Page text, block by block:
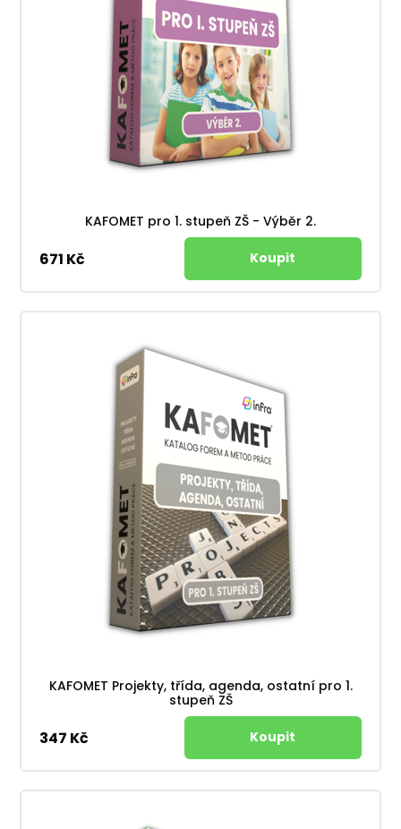
KAFOMET pro 1. stupeň ZŠ - Výběr 2.
671 Kč
KAFOMET Projekty, třída, agenda, ostatní pro 1.
stupeň ZŠ
347 Kč